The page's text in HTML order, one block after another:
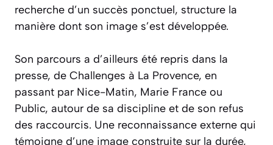
recherche d’un succès ponctuel, structure la
manière dont son image s’est développée.
Son parcours a d’ailleurs été repris dans la
presse, de Challenges à La Provence, en
passant par Nice-Matin, Marie France ou
Public, autour de sa discipline et de son refus
des raccourcis. Une reconnaissance externe qui
témoigne d’une image construite sur la durée,